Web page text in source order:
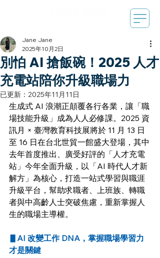
別怕 AI 搶飯碗！2025 人才
充電站陪你升級職場力
Jane Jane
2025年10月2日
已更新： 2025年11月11日
生成式 AI 浪潮正顛覆各行各業，讓「職
場技能升級」成為人人必修課。2025 資
訊月 × 臺灣教育科技展將於 11 月 13 日
至 16 日在台北世貿一館盛大登場，其中
去年首度推出、廣受好評的「人才充電
站」今年全面升級，以「AI 時代人才新
解方」為核心，打造一站式學習與職涯
升級平台，幫助求職者、上班族、轉職
者與中高齡人士突破焦慮，重新掌握人
生的職場主導權。
▋ AI 改變工作 DNA，掌握職場學習力
才是關鍵